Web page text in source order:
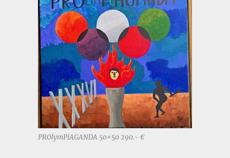
PROlymPiAGANDA 50×50 290.- €